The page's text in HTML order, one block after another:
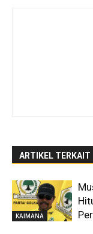
ARTIKEL TERKAIT
KAIMANA